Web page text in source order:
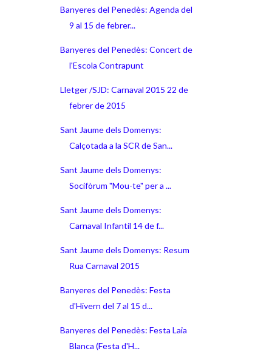
Banyeres del Penedès: Agenda del
9 al 15 de febrer...
Banyeres del Penedès: Concert de
l'Escola Contrapunt
Lletger /SJD: Carnaval 2015 22 de
febrer de 2015
Sant Jaume dels Domenys:
Calçotada a la SCR de San...
Sant Jaume dels Domenys:
Socifòrum "Mou-te" per a ...
Sant Jaume dels Domenys:
Carnaval Infantil 14 de f...
Sant Jaume dels Domenys: Resum
Rua Carnaval 2015
Banyeres del Penedès: Festa
d'Hivern del 7 al 15 d...
Banyeres del Penedès: Festa Laia
Blanca (Festa d'H...